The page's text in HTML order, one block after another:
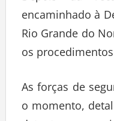
encaminhado à
Rio Grande do
os
As forças de
o momento,